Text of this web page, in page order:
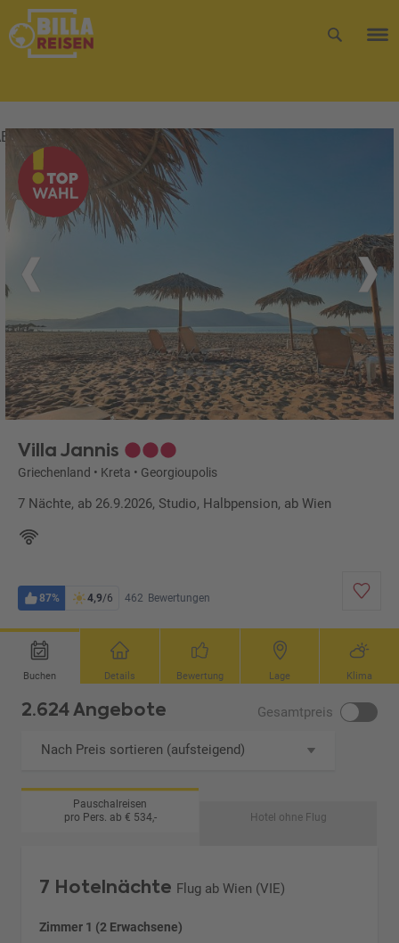
Villa Jannis
Griechenland • Kreta • Georgioupolis
7 Nächte, ab 26.9.2026, Studio, Halbpension, ab Wien
87% 4,9/6 462 Bewertungen
Buchen Details Bewertung Lage Klima
2.624 Angebote Gesamtpreis
Nach Preis sortieren (aufsteigend)
Pauschalreisen
pro Pers. ab € 534,-
Hotel ohne Flug
7 Hotelnächte Flug ab Wien (VIE)
Zimmer 1 (2 Erwachsene)